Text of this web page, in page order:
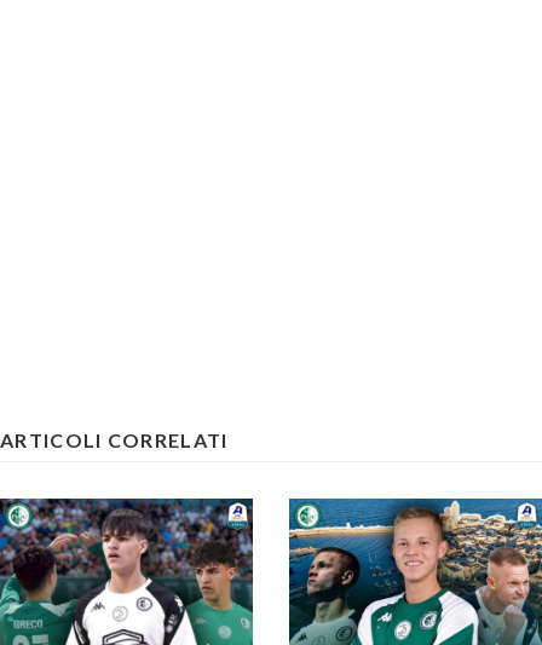
ARTICOLI CORRELATI